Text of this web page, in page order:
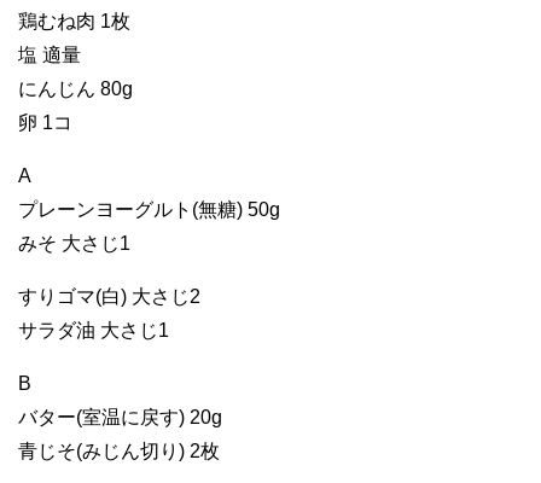
鶏むね肉 1枚
塩 適量
にんじん 80g
卵 1コ
A
プレーンヨーグルト(無糖) 50g
みそ 大さじ1
すりゴマ(白) 大さじ2
サラダ油 大さじ1
B
バター(室温に戻す) 20g
青じそ(みじん切り) 2枚